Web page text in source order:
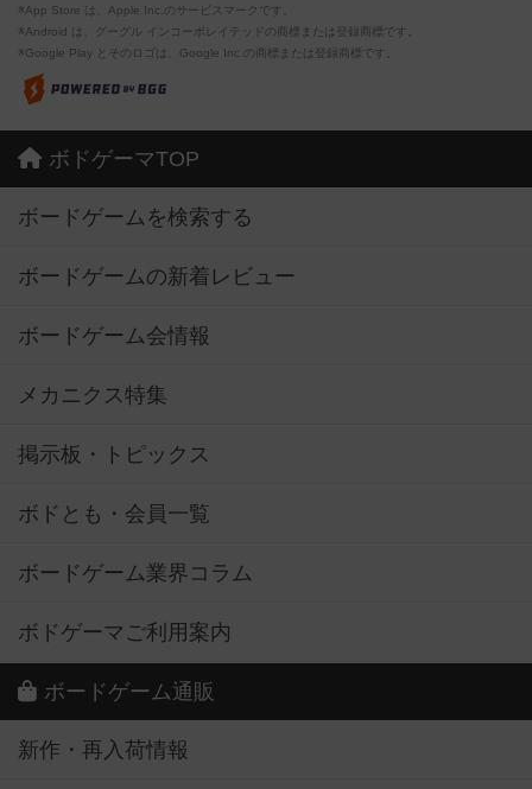
※App Store は、Apple Inc.のサービスマークです。
※Android は、グーグル インコーポレイテッドの商標または登録商標です。
※Google Play とそのロゴは、Google Inc.の商標または登録商標です。
ボドゲーマTOP
ボードゲームを検索する
ボードゲームの新着レビュー
ボードゲーム会情報
メカニクス特集
掲示板・トピックス
ボドとも・会員一覧
ボードゲーム業界コラム
ボドゲーマご利用案内
ボードゲーム通販
新作・再入荷情報